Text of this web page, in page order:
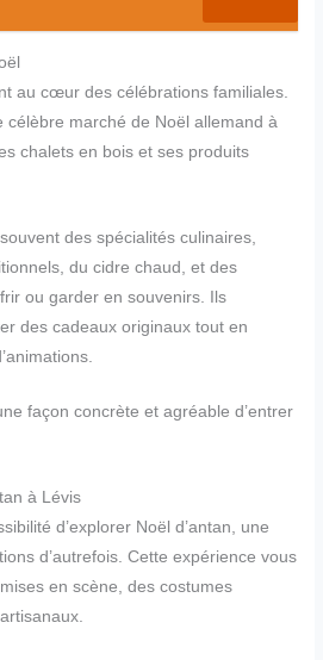
au cœur des célébrations familiales.
célèbre marché de Noël allemand à
chalets en bois et ses produits
des spécialités culinaires,
du cidre chaud, et des
ou garder en souvenirs. Ils
des cadeaux originaux tout en
façon concrète et agréable d’entrer
à Lévis
d’explorer Noël d’antan, une
d’autrefois. Cette expérience vous
en scène, des costumes